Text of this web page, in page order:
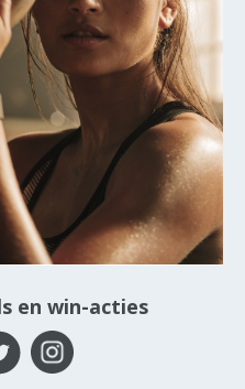
en win-acties